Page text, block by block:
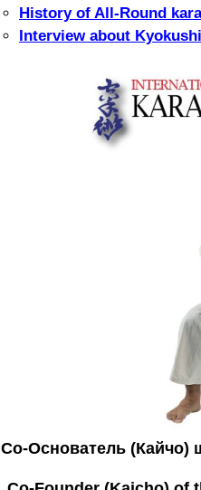
History of All-Round
Interview about
Со-Основатель (Кайчо)